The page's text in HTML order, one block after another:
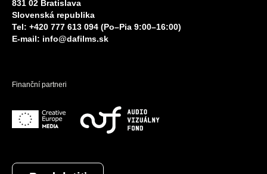
831 02 Bratislava
Slovenská republika
Tel: +420 777 613 094 (Po–Pia 9:00–16:00)
E-mail: info@dafilms.sk
Finanční partneri